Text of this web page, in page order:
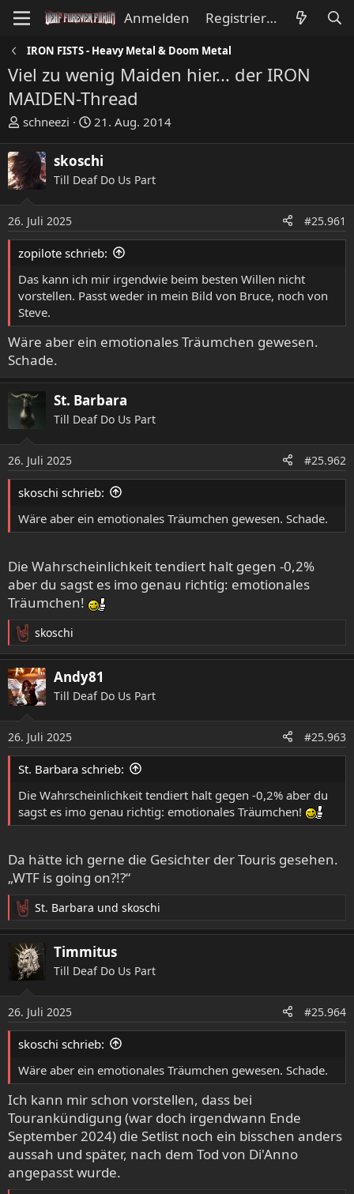
Anmelden Registrieren
IRON FISTS - Heavy Metal & Doom Metal
Viel zu wenig Maiden hier... der IRON
MAIDEN-Thread
E
t
e
l
e
r
schneezi
E
s
t
e
l
t
a
21. Aug. 2014
skoschi
Till Deaf Do Us Part
26. Juli 2025 #25.961
zopilote schrieb:
Das kann ich mir irgendwie beim besten Willen nicht
vorstellen. Passt weder in mein Bild von Bruce, noch von
Steve.
Wäre aber ein emotionales Träumchen gewesen.
Schade.
St. Barbara
Till Deaf Do Us Part
26. Juli 2025 #25.962
skoschi schrieb:
Wäre aber ein emotionales Träumchen gewesen. Schade.
Die Wahrscheinlichkeit tendiert halt gegen -0,2%
aber du sagst es imo genau richtig: emotionales
Träumchen!
R
e
a
k
t
n
e
n
skoschi
Andy81
Till Deaf Do Us Part
26. Juli 2025 #25.963
St. Barbara schrieb:
Die Wahrscheinlichkeit tendiert halt gegen -0,2% aber du
sagst es imo genau richtig: emotionales Träumchen!
Da hätte ich gerne die Gesichter der Touris gesehen.
„WTF is going on?!?“
R
e
a
k
n
e
n
St. Barbara und skoschi
Timmitus
Till Deaf Do Us Part
26. Juli 2025 #25.964
skoschi schrieb:
Wäre aber ein emotionales Träumchen gewesen. Schade.
Ich kann mir schon vorstellen, dass bei
Tourankündigung (war doch irgendwann Ende
September 2024) die Setlist noch ein bisschen anders
aussah und später, nach dem Tod von Di'Anno
angepasst wurde.